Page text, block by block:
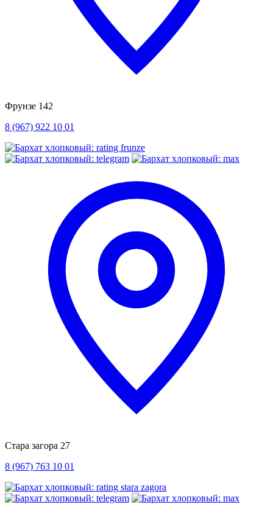
Фрунзе 142
8 (967) 922 10 01
Стара загора 27
8 (967) 763 10 01